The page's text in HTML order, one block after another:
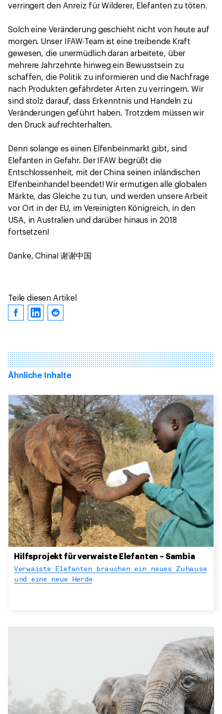
verringert den Anreiz für Wilderer, Elefanten zu töten.
Solch eine Veränderung geschieht nicht von heute auf
morgen. Unser IFAW-Team ist eine treibende Kraft
gewesen, die unermüdlich daran arbeitete, über
mehrere Jahrzehnte hinweg ein Bewusstsein zu
schaffen, die Politik zu informieren und die Nachfrage
nach Produkten gefährdeter Arten zu verringern. Wir
sind stolz darauf, dass Erkenntnis und Handeln zu
Veränderungen geführt haben. Trotzdem müssen wir
den Druck aufrechterhalten.
Denn solange es einen Elfenbeinmarkt gibt, sind
Elefanten in Gefahr. Der IFAW begrüßt die
Entschlossenheit, mit der China seinen inländischen
Elfenbeinhandel beendet! Wir ermutigen alle globalen
Märkte, das Gleiche zu tun, und werden unsere Arbeit
vor Ort in der EU, im Vereinigten Königreich, in den
USA, in Australien und darüber hinaus in 2018
fortsetzen!
Danke, China! 谢谢中国
Teile diesen Artikel
Ähnliche Inhalte
Hilfsprojekt für verwaiste Elefanten – Sambia
Verwaiste Elefanten brauchen ein neues Zuhause
und eine neue Herde